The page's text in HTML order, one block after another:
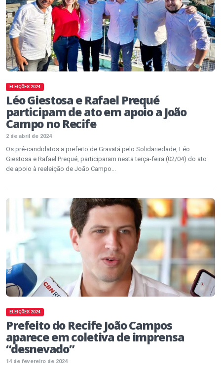
ELEIÇÕES 2024
Léo Giestosa e Rafael Prequé
participam de ato em apoio a João
Campo no Recife
2 de abril de 2024
Os pré-candidatos a prefeito de Gravatá pelo Solidariedade, Léo
Giestosa e Rafael Prequé, participaram nesta terça-feira (02/04) do ato
de apoio à reeleição de João Campo...
ELEIÇÕES 2024
Prefeito do Recife João Campos
aparece em coletiva de imprensa
“desnevado”
14 de fevereiro de 2024